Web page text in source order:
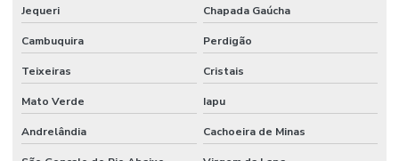
Terceirização de limpeza
Terceirização de manutenção predial
Terceirização de mão de obra
Jequeri Chapada Gaúcha
Cambuquira Perdigão
Teixeiras Cristais
Mato Verde Iapu
Andrelândia Cachoeira de Minas